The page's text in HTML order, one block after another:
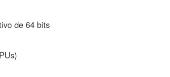
de 64 bits